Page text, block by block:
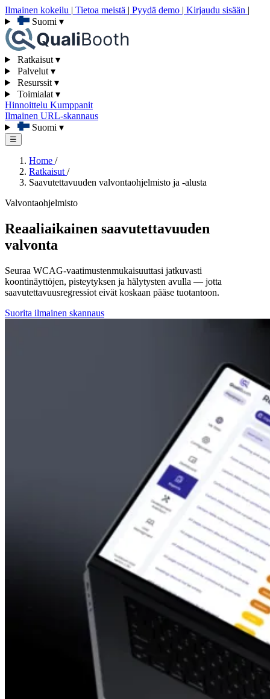
Ilmainen kokeilu | Tietoa meistä | Pyydä demo | Kirjaudu sisään |
Suomi ▾
Ratkaisut ▾
Palvelut ▾
Resurssit ▾
Toimialat ▾
Hinnoittelu Kumppanit
Ilmainen URL-skannaus
Suomi ▾
☰
Home /
Ratkaisut /
Saavutettavuuden valvontaohjelmisto ja -alusta
Valvontaohjelmisto
Reaaliaikainen saavutettavuuden
valvonta
Seuraa WCAG-vaatimustenmukaisuuttasi jatkuvasti
koontinäyttöjen, pisteytyksen ja hälytysten avulla — jotta
saavutettavuusregressiot eivät koskaan pääse tuotantoon.
Suorita ilmainen skannaus